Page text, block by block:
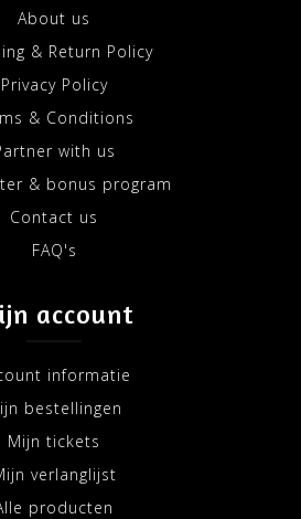
About us
& Return Policy
Privacy Policy
& Conditions
with us
& bonus program
Contact us
FAQ's
account
informatie
bestellingen
Mijn tickets
verlanglijst
producten